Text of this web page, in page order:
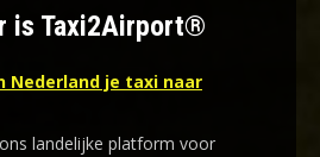
is Taxi2Airport®
Nederland je taxi naar
landelijke platform voor